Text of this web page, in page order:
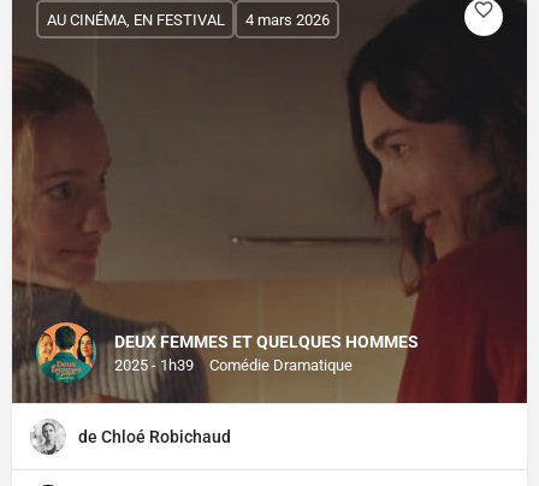
DEUX FEMMES ET QUELQUES HOMMES
2025 - 1h39 Comédie Dramatique
AU CINÉMA, EN FESTIVAL 4 mars 2026
de Chloé Robichaud